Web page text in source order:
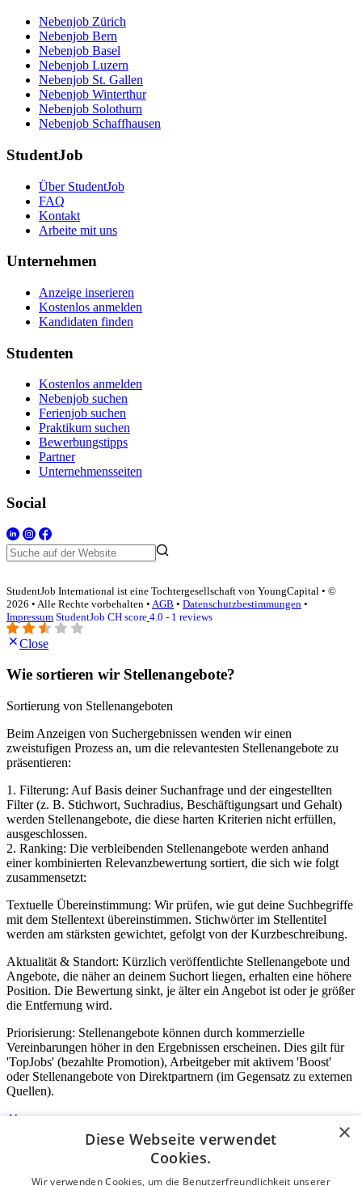
Nebenjob Zürich
Nebenjob Bern
Nebenjob Basel
Nebenjob Luzern
Nebenjob St. Gallen
Nebenjob Winterthur
Nebenjob Solothurn
Nebenjob Schaffhausen
StudentJob
Über StudentJob
FAQ
Kontakt
Arbeite mit uns
Unternehmen
Anzeige inserieren
Kostenlos anmelden
Kandidaten finden
Studenten
Kostenlos anmelden
Nebenjob suchen
Ferienjob suchen
Praktikum suchen
Bewerbungstipps
Partner
Unternehmensseiten
Social
StudentJob International ist eine Tochtergesellschaft von YoungCapital • ©
2026 • Alle Rechte vorbehalten • AGB • Datenschutzbestimmungen •
Impressum StudentJob CH score 4.0 - 1 reviews
Close
Wie sortieren wir Stellenangebote?
Sortierung von Stellenangeboten
Beim Anzeigen von Suchergebnissen wenden wir einen
zweistufigen Prozess an, um die relevantesten Stellenangebote zu
präsentieren:
1. Filterung: Auf Basis deiner Suchanfrage und der eingestellten
Filter (z. B. Stichwort, Suchradius, Beschäftigungsart und Gehalt)
werden Stellenangebote, die diese harten Kriterien nicht erfüllen,
ausgeschlossen.
2. Ranking: Die verbleibenden Stellenangebote werden anhand
einer kombinierten Relevanzbewertung sortiert, die sich wie folgt
zusammensetzt:
Textuelle Übereinstimmung: Wir prüfen, wie gut deine Suchbegriffe
mit dem Stellentext übereinstimmen. Stichwörter im Stellentitel
werden am stärksten gewichtet, gefolgt von der Kurzbeschreibung.
Aktualität & Standort: Kürzlich veröffentlichte Stellenangebote und
Angebote, die näher an deinem Suchort liegen, erhalten eine höhere
Position. Die Bewertung sinkt, je älter ein Angebot ist oder je größer
die Entfernung wird.
Priorisierung: Stellenangebote können durch kommerzielle
Vereinbarungen höher in den Ergebnissen erscheinen. Dies gilt für
'TopJobs' (bezahlte Promotion), Arbeitgeber mit aktivem 'Boost'
oder Stellenangebote von Direktpartnern (im Gegensatz zu externen
Quellen).
Login für Unternehmen
E-Mail*
×
Diese Webseite verwendet
Cookies.
Wir verwenden Cookies, um die Benutzerfreundlichkeit unserer